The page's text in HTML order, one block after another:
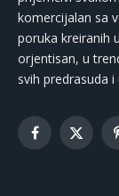
komercijalan sa
poruka kreiranih
orjentisan, u
svih predrasuda
Facebook
X